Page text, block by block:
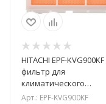
HITACHI EPF-KVG900KF
фильтр для
климатического
комплекса
Арт.: EPF-KVG900KF